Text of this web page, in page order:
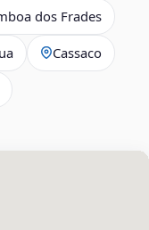
dos Frades
Cassaco